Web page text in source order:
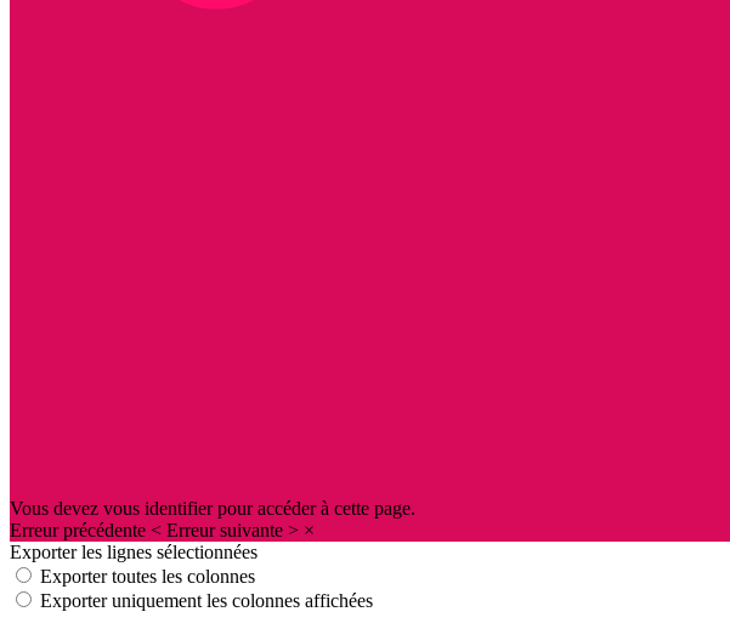
Vous devez vous identifier pour accéder à cette page.
Erreur précédente < Erreur suivante > ×
Exporter les lignes sélectionnées
Exporter toutes les colonnes
Exporter uniquement les colonnes affichées